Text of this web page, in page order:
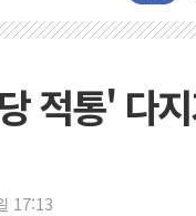
적통' 다
17:13